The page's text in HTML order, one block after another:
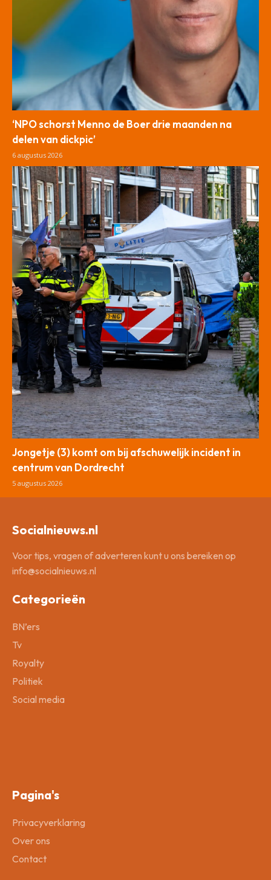
‘NPO schorst Menno de Boer drie maanden na
delen van dickpic’
6 augustus 2026
Jongetje (3) komt om bij afschuwelijk incident in
centrum van Dordrecht
5 augustus 2026
Socialnieuws.nl
Voor tips, vragen of adverteren kunt u ons bereiken op
info@socialnieuws.nl
Categorieën
BN’ers
Tv
Royalty
Politiek
Social media
Pagina's
Privacyverklaring
Over ons
Contact